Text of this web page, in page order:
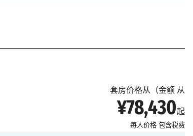
套房价格从（金额 从
¥78,430起
每人价格 包含税费